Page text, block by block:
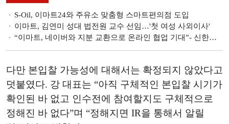
S-Oil, 이마트24와 주유소 맞춤형 스마트편의점 도입
이마트, 김연미 성대 법전원 교수 선임…'첫 여성 사외이사'
“이마트, 네이버와 지분 교환으로 온라인 협업 기대”- 신한금융투자
다만 본입찰 가능성에 대해서는 확정되지 않았다고
덧붙였다. 강 대표는 “아직 구체적인 본입찰 시기가
확인된 바 없고 인수전에 참여할지도 구체적으로
정해진 바 없다”며 “정해지면 IR을 통해서 알릴